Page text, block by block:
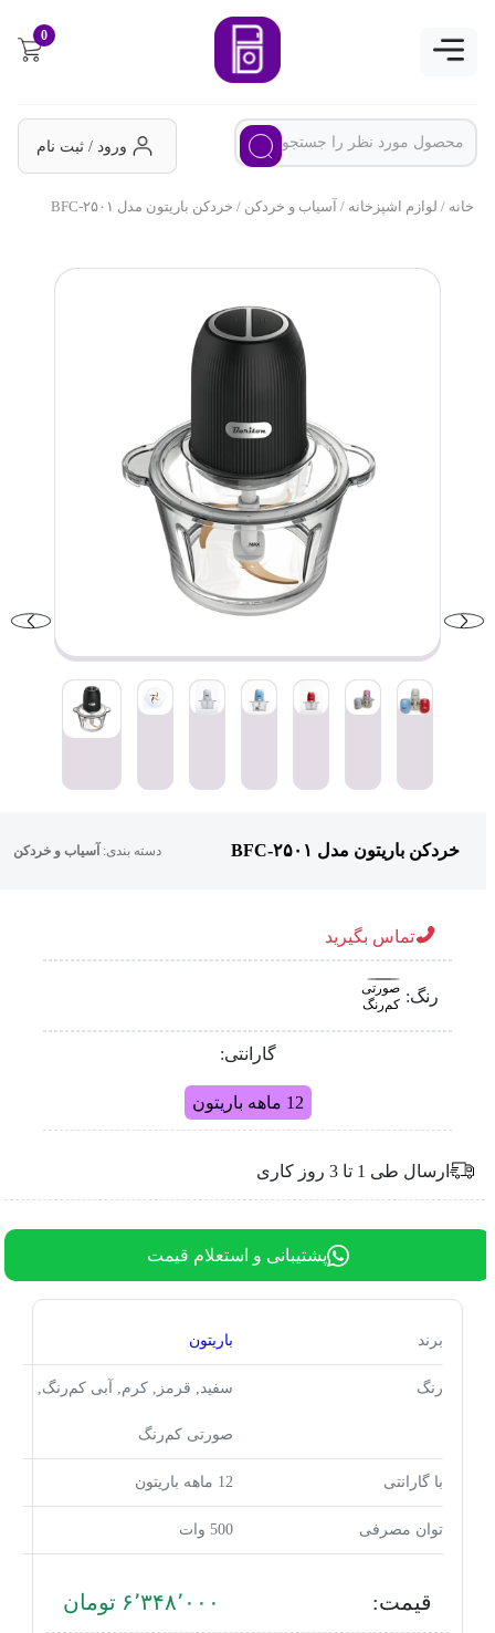
0
ورود / ثبت نام
خانه/ لوازم اشپزخانه/ آسیاب و خردکن/ خردکن باریتون مدل BFC-۲۵۰۱
خردکن باریتون مدل BFC-۲۵۰۱ دسته بندی:آسیاب و خردکن
تماس بگیرید
رنگ:
صورتی
کم‌رنگ
گارانتی:
12 ماهه باریتون
ارسال طی 1 تا 3 روز کاری
پشتیبانی و استعلام قیمت
برند باریتون
رنگ سفید, قرمز, کرم, آبی کم‌رنگ,
صورتی کم‌رنگ
با گارانتی 12 ماهه باریتون
توان مصرفی 500 وات
قیمت: ۶٬۳۴۸٬۰۰۰ تومان